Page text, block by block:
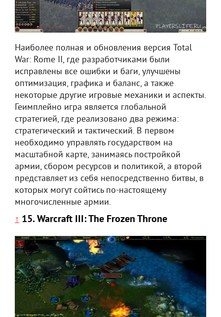
Наиболее полная и обновления версия Total
War: Rome II, где разработчиками были
исправлены все ошибки и баги, улучшены
оптимизация, графика и баланс, а также
некоторые другие игровые механики и аспекты.
Геимплейно игра является глобальной
стратегией, где реализовано два режима:
стратегический и тактический. В первом
необходимо управлять государством на
масштабной карте, занимаясь постройкой
армии, сбором ресурсов и политикой, а второй
представляет из себя непосредственно битвы, в
которых могут сойтись по-настоящему
многочисленные армии.
↑ 15. Warcraft III: The Frozen Throne